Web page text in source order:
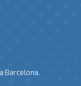
Barcelona.